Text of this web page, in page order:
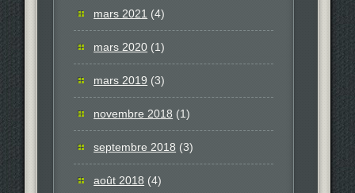
mars 2021 (4)
mars 2020 (1)
mars 2019 (3)
novembre 2018 (1)
septembre 2018 (3)
août 2018 (4)